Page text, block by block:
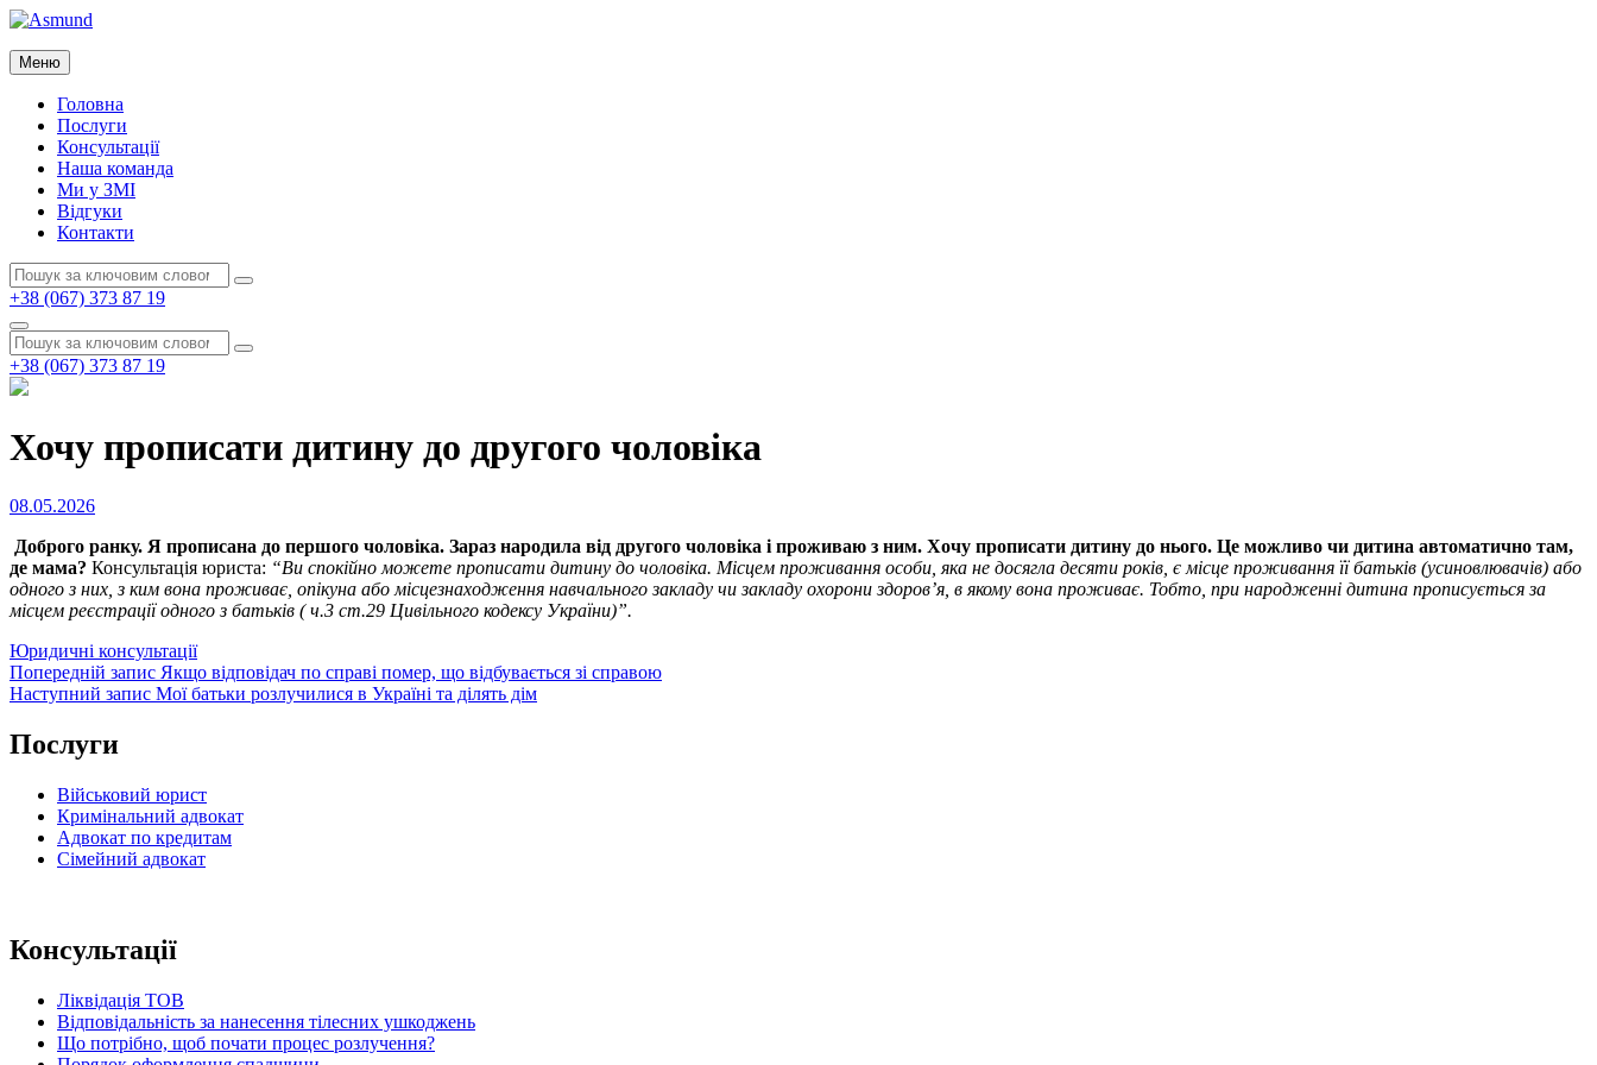
Перейти
вмісту
Asmund
Asmund
Меню
Головна
Послуги
Консультації
Наша команда
Ми у ЗМІ
Відгуки
Контакти
Пошук:
Пошук
+38 (067) 373 87 19
Пошук
Пошук:
Пошук
+38 (067) 373 87 19
Хочу прописати дитину до другого чоловіка
Опубліковано
08.05.2026
Доброго ранку. Я прописана до першого чоловіка. Зараз народила від другого чоловіка і проживаю з ним. Хочу прописати дитину до нього. Це можливо чи дитина автоматично там,
де мама? Консультація юриста: “Ви спокійно можете прописати дитину до чоловіка. Місцем проживання особи, яка не досягла десяти років, є місце проживання її батьків (усиновлювачів) або
одного з них, з ким вона проживає, опікуна або місцезнаходження навчального закладу чи закладу охорони здоров’я, в якому вона проживає. Тобто, при народженні дитина прописується за
місцем реєстрації одного з батьків ( ч.3 ст.29 Цивільного кодексу України)”.
Категорії
Юридичні консультації
Навігація
записів
Попередній
запис
Попередній запис Якщо відповідач по справі помер, що відбувається зі справою
Наступний
Наступний запис Мої батьки розлучилися в Україні та ділять дім
Послуги
Військовий юрист
Кримінальний адвокат
Адвокат по кредитам
Сімейний адвокат
Консультації
Ліквідація ТОВ
Відповідальність за нанесення тілесних ушкоджень
Що потрібно, щоб почати процес розлучення?